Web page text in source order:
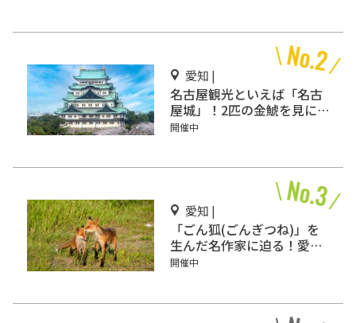
愛知 |
名古屋観光といえば「名古
屋城」！2匹の金鯱を見に
行こう
開催中
愛知 |
「ごん狐(ごんぎつね)」を
生んだ名作家に迫る！愛知
県半田市の「新美南吉記念
開催中